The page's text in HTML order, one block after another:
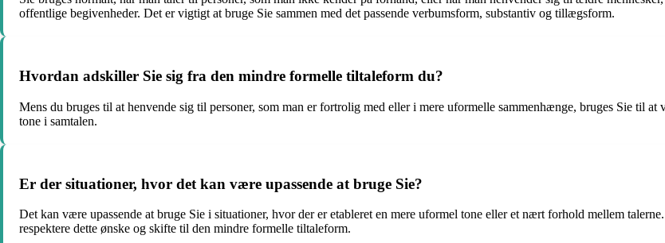
offentlige begivenheder. Det er vigtigt at bruge Sie sammen med det passende verbumsform, substantiv og tillægsform.
Hvordan adskiller Sie sig fra den mindre formelle tiltaleform du?
Mens du bruges til at henvende sig til personer, som man er fortrolig med eller i mere uformelle sammenhænge, bruges Sie til
tone i samtalen.
Er der situationer, hvor det kan være upassende at bruge Sie?
Det kan være upassende at bruge Sie i situationer, hvor der er etableret en mere uformel tone eller et nært forhold mellem
respektere dette ønske og skifte til den mindre formelle tiltaleform.